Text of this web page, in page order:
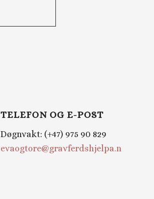
TELEFON OG E-POST
Døgnvakt: (+47) 975 90 829
evaogtore@gravferdshjelpa.no